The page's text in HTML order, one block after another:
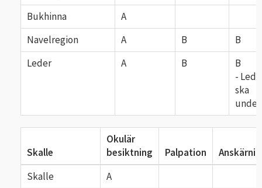
Bukhinna
A
Navelregion
A B
B
Leder
A B
B
-
ska
Skalle
Okulär
besiktning
Palpation
Skalle
A